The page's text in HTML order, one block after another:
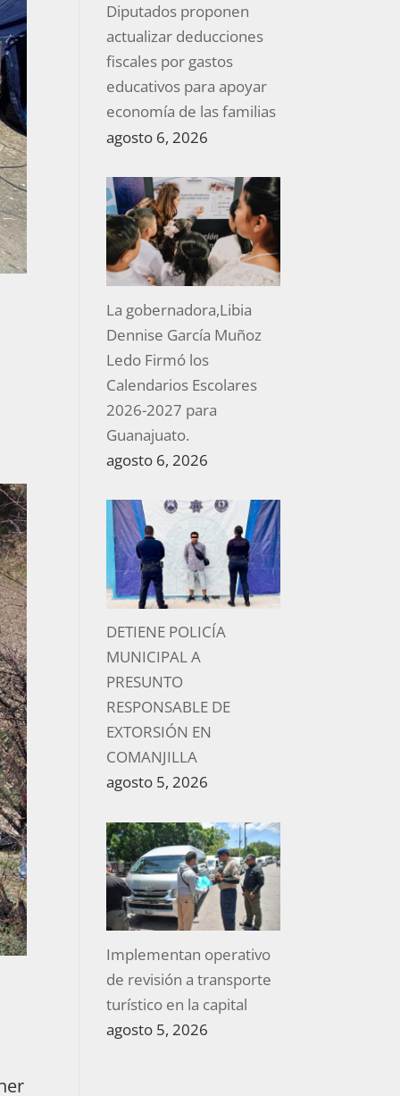
Diputados proponen
actualizar deducciones
fiscales por gastos
educativos para apoyar
economía de las familias
agosto 6, 2026
La gobernadora,Libia
Dennise García Muñoz
Ledo Firmó los
Calendarios Escolares
2026-2027 para
Guanajuato.
agosto 6, 2026
DETIENE POLICÍA
MUNICIPAL A
PRESUNTO
RESPONSABLE DE
EXTORSIÓN EN
COMANJILLA
agosto 5, 2026
Implementan operativo
de revisión a transporte
turístico en la capital
agosto 5, 2026